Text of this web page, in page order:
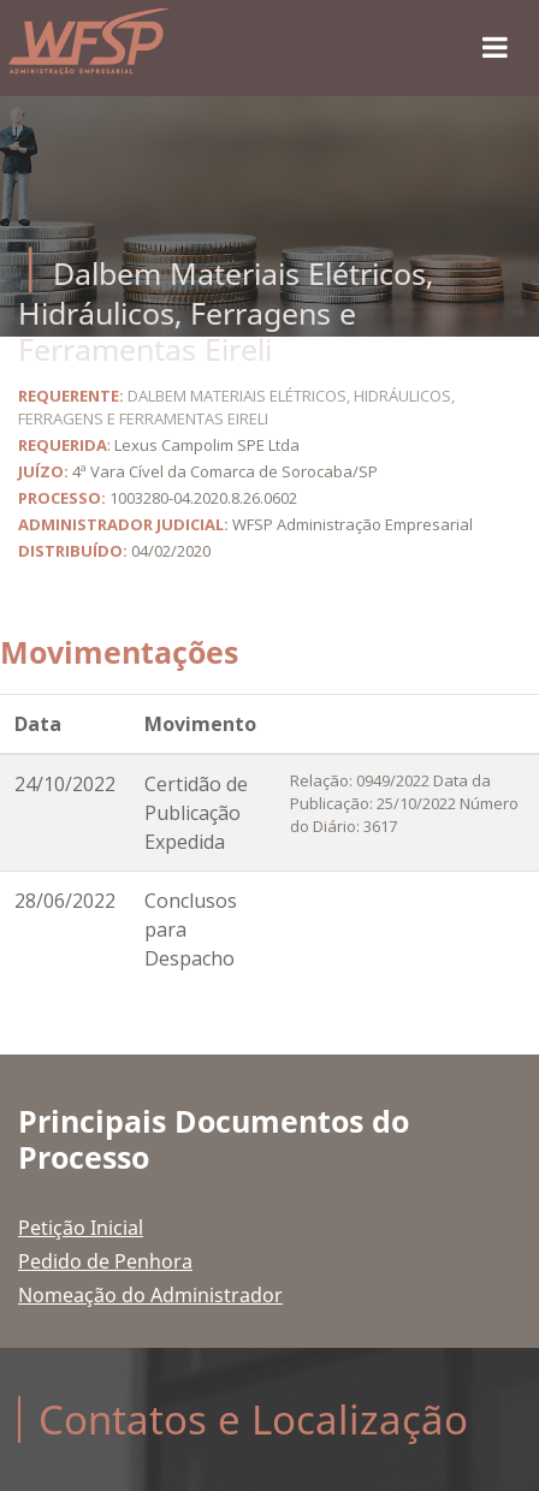
Dalbem Materiais Elétricos,
Hidráulicos, Ferragens e
Ferramentas Eireli
REQUERENTE: DALBEM MATERIAIS ELÉTRICOS, HIDRÁULICOS,
FERRAGENS E FERRAMENTAS EIRELI
REQUERIDA: Lexus Campolim SPE Ltda
JUÍZO: 4ª Vara Cível da Comarca de Sorocaba/SP
PROCESSO: 1003280-04.2020.8.26.0602
ADMINISTRADOR JUDICIAL: WFSP Administração Empresarial
DISTRIBUÍDO: 04/02/2020
Movimentações
Data Movimento
24/10/2022
Certidão de
Publicação
Expedida
Relação: 0949/2022 Data da
Publicação: 25/10/2022 Número
do Diário: 3617
28/06/2022
Conclusos
para
Despacho
Principais Documentos do
Processo
Petição Inicial
Pedido de Penhora
Nomeação do Administrador
Contatos e Localização